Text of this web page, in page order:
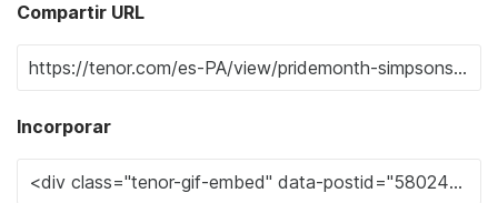
Compartir URL
Incorporar